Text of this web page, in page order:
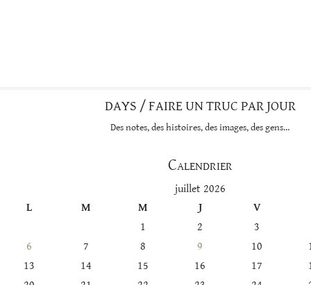
DAYS / FAIRE UN TRUC PAR JOUR
Des notes, des histoires, des images, des gens…
Calendrier
juillet 2026
L
M M J
V
1
2
3
6
7 8 9 10
13
14 15 16 17